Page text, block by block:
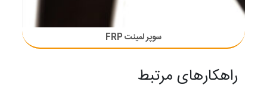
سوپر لمینت FRP
راهکارهای مرتبط